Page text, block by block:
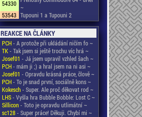
54330 ~
53543 Tupouni 1 a Tupouni 2
REAKCE NA ČLÁNKY
PCH- A protože při ukládání ničím fo ~
TK- Tak jsem si ještě trochu víc hrá ~
Josef01 - Já jsem upravil vzhled šach ~
PCH- mám ji ;) a hral jsem na ni asi ~
Josef01 - Opravdu krásná práce, člově ~
PCH- To je snad první, sociálně kons ~
Kokesch- Super. Ale proč děkovat rod ~
LHS- Vyšla hra Bubble Bobble: Lost C ~
Sillicon- Toto je opravdu utlimátní ~
sc128- Super práce! Děkuji. Chybí mi ~